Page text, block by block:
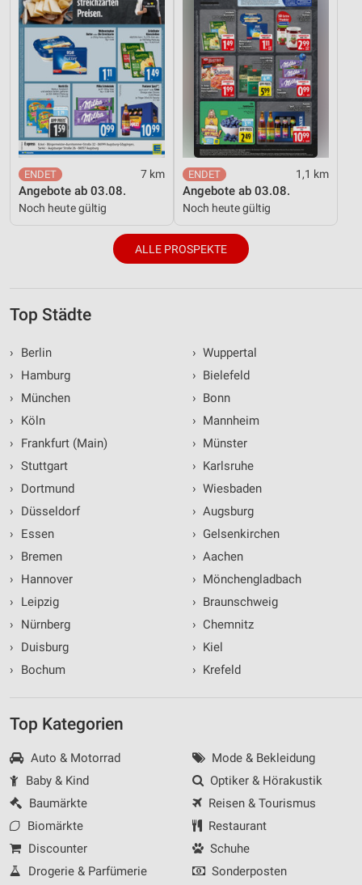
7 km
Angebote ab 03.08.
Noch heute gültig
1,1 km
Angebote ab 03.08.
Noch heute gültig
ALLE PROSPEKTE
Top Städte
›
Berlin
›
Hamburg
›
München
›
Köln
›
Frankfurt (Main)
› Stuttgart
›
Dortmund
›
Düsseldorf
›
Essen
›
Bremen
›
Hannover
›
Leipzig
›
Nürnberg
›
Duisburg
›
Bochum
› Wuppertal
› Bielefeld
› Bonn
› Mannheim
› Münster
› Karlsruhe
› Wiesbaden
› Augsburg
› Gelsenkirchen
› Aachen
› Mönchengladbach
› Braunschweig
› Chemnitz
› Kiel
› Krefeld
Top Kategorien
Auto & Motorrad
Baby & Kind
Baumärkte
Biomärkte
Discounter
Drogerie & Parfümerie
Mode & Bekleidung
Optiker & Hörakustik
Reisen & Tourismus
Restaurant
Schuhe
Sonderposten